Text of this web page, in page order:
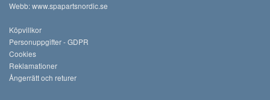
Webb:www.spapartsnordic.se
Köpvillkor
Personuppgifter - GDPR
Cookies
Reklamationer
Ångerrätt och returer